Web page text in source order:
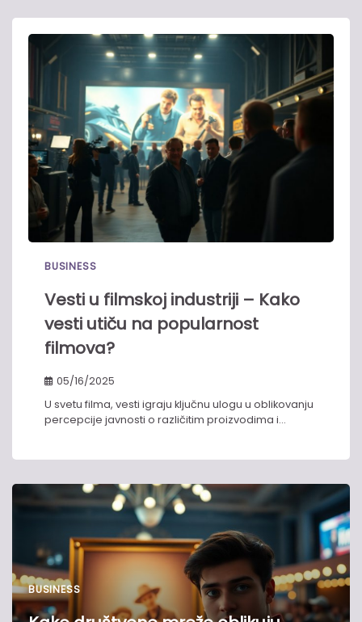
BUSINESS
Vesti u filmskoj industriji – Kako
vesti utiču na popularnost
filmova?
05/16/2025
U svetu filma, vesti igraju ključnu ulogu u oblikovanju
percepcije javnosti o različitim proizvodima i…
BUSINESS